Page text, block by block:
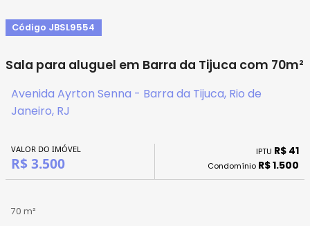
Código JBSL9554
Sala para aluguel em Barra da Tijuca com 70m²
Avenida Ayrton Senna - Barra da Tijuca, Rio de
Janeiro, RJ
VALOR DO IMÓVEL
R$ 3.500
IPTU R$ 41
Condomínio R$ 1.500
70 m²